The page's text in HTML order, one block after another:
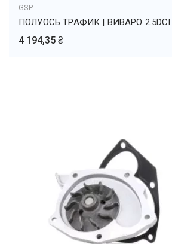
GSP
ПОЛУОСЬ ТРАФИК | ВИВАРО 2.5DCI
4 194,35 ₴